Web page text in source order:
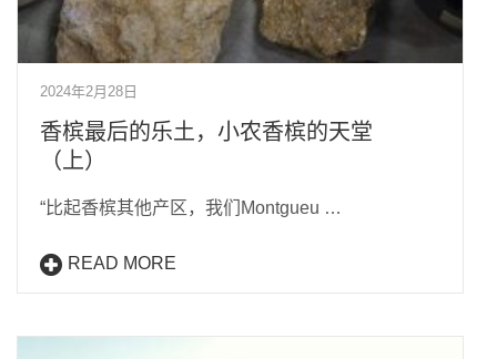
2024年2月28日
香槟最后的乐土，小农香槟的天堂
（上）
“比起香槟其他产区，我们Montgueu …
READ MORE